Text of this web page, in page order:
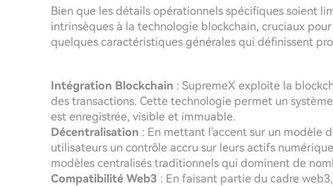
Bien que les détails opérationnels spécifiques soient
intrinsèques à la technologie blockchain, cruciaux
quelques caractéristiques générales qui définissent
Intégration Blockchain : SupremeX exploite la
des transactions. Cette technologie permet un
est enregistrée, visible et immuable.
Décentralisation : En mettant l'accent sur un modèle
utilisateurs un contrôle accru sur leurs actifs
modèles centralisés traditionnels qui dominent de
Compatibilité Web3 : En faisant partie du cadre